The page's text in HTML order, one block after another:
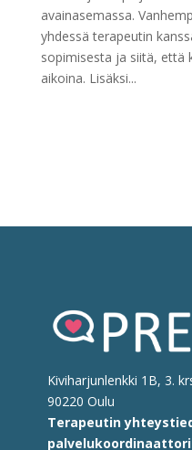
avainasemassa.
yhdessä terapeutin
sopimisesta ja siitä, että
aikoina. Lisäksi...
Kiviharjunlenkki 1B, 3.
90220 Oulu
Terapeutin